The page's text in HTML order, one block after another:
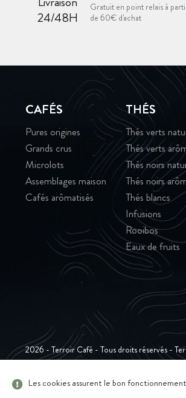
Les cookies assurent le bon
Gratuit en point relais à
de 60€ d'achat
CAFÉS
Pures origines
Grands crus
Microlots
Assemblages maison
Cafés arômatisés
THÉS
Thés verts
Thés verts
Thés noirs
Thés noirs
Thés blancs
Infusions
Rooibos
Eaux de fruits
2026 - Terroir Café - Tous droits réservés -